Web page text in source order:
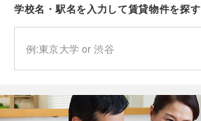
学校名・駅名を入力して賃貸物件を探す